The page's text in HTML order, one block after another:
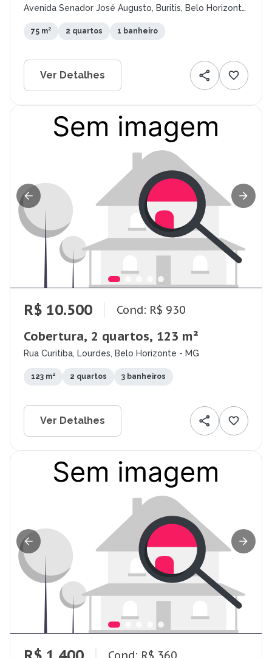
Avenida Senador José Augusto, Buritis, Belo Horizonte
75 m² 2 quartos 1 banheiro
Ver Detalhes
R$ 10.500 Cond: R$ 930
Cobertura, 2 quartos, 123 m²
Rua Curitiba, Lourdes, Belo Horizonte - MG
123 m² 2 quartos 3 banheiros
Ver Detalhes
Cond: R$ 360